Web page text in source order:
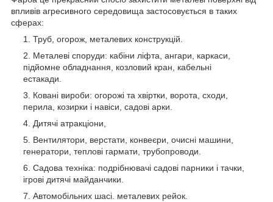
впливів агресивного середовища застосовується в таких
сферах:
Труб, огорож, металевих конструкцій.
Металеві споруди: кабіни ліфта, ангари, каркаси,
підйомне обладнання, козловий кран, кабельні
естакади.
Ковані вироби: огорожі та хвіртки, ворота, сходи,
перила, козирки і навіси, садові арки.
Дитячі атракціони,
Вентилятори, верстати, конвеєри, очисні машини,
генератори, теплові гармати, трубопроводи.
Садова техніка: подрібнювачі садові парники і тачки,
ігрові дитячі майданчики.
Автомобільних шасі. металевих рейок.